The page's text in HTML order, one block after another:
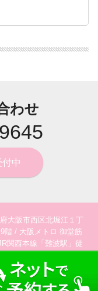
わせ
中
大阪市西区北堀江１丁
階 / 大阪メトロ 御堂筋
関西本線「難波駅」徒
9分 /contact_phone06-6643-9645